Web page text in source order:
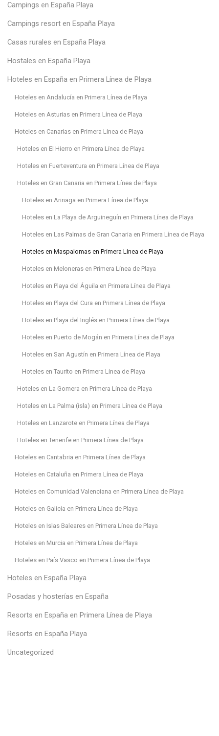
Campings en España Playa
Campings resort en España Playa
Casas rurales en España Playa
Hostales en España Playa
Hoteles en España en Primera Línea de Playa
Hoteles en Andalucía en Primera Línea de Playa
Hoteles en Asturias en Primera Línea de Playa
Hoteles en Canarias en Primera Línea de Playa
Hoteles en El Hierro en Primera Línea de Playa
Hoteles en Fuerteventura en Primera Línea de Playa
Hoteles en Gran Canaria en Primera Línea de Playa
Hoteles en Arinaga en Primera Línea de Playa
Hoteles en La Playa de Arguineguín en Primera Línea de Playa
Hoteles en Las Palmas de Gran Canaria en Primera Línea de Playa
Hoteles en Maspalomas en Primera Línea de Playa
Hoteles en Meloneras en Primera Línea de Playa
Hoteles en Playa del Águila en Primera Línea de Playa
Hoteles en Playa del Cura en Primera Línea de Playa
Hoteles en Playa del Inglés en Primera Línea de Playa
Hoteles en Puerto de Mogán en Primera Línea de Playa
Hoteles en San Agustín en Primera Línea de Playa
Hoteles en Taurito en Primera Línea de Playa
Hoteles en La Gomera en Primera Línea de Playa
Hoteles en La Palma (isla) en Primera Línea de Playa
Hoteles en Lanzarote en Primera Línea de Playa
Hoteles en Tenerife en Primera Línea de Playa
Hoteles en Cantabria en Primera Línea de Playa
Hoteles en Cataluña en Primera Línea de Playa
Hoteles en Comunidad Valenciana en Primera Línea de Playa
Hoteles en Galicia en Primera Línea de Playa
Hoteles en Islas Baleares en Primera Línea de Playa
Hoteles en Murcia en Primera Línea de Playa
Hoteles en País Vasco en Primera Línea de Playa
Hoteles en España Playa
Posadas y hosterías en España
Resorts en España en Primera Línea de Playa
Resorts en España Playa
Uncategorized